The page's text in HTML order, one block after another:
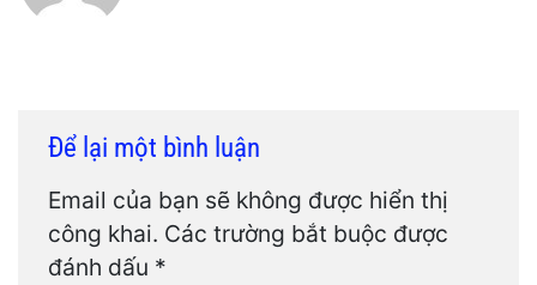
Để lại một bình luận
Email của bạn sẽ không được hiển thị
công khai. Các trường bắt buộc được
đánh dấu *